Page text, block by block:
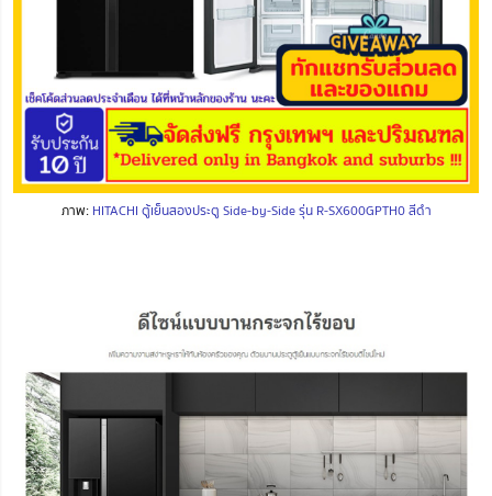
ภาพ: HITACHI ตู้เย็นสองประตู Side-by-Side รุ่น R-SX600GPTH0 สีดำ